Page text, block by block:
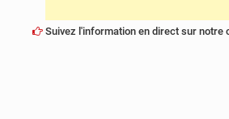
Suivez l'information en direct sur notre